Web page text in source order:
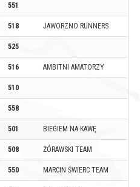
551
518 JAWORZNO RUNNERS
525
516 AMBITNI AMATORZY
510
558
501 BIEGIEM NA KAWĘ
508 ŻÓRAWSKI TEAM
550 MARCIN ŚWIERC TEAM